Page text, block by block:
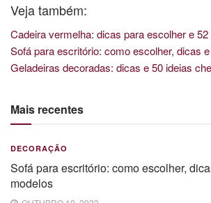
Veja também:
Cadeira vermelha: dicas para escolher e
Sofá para escritório: como escolher, dicas
Geladeiras decoradas: dicas e 50 ideias
Mais recentes
DECORAÇÃO
Sofá para escritório: como escolher,
modelos